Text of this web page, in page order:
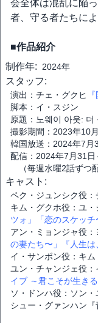
会全体は混乱に陥
者、守る者たちに
■作品紹介
制作年:
2024年
スタッフ:
演出：チェ・グクヒ
脚本：イ・スジン
原題：노웨이 아웃: 더
撮影期間：2023年10
韓国放送：2024年7月
配信：2024年7月31
（毎週水曜2話ずつ配
キャスト:
ペク・ジュンシク役：
キム・グクホ役：ユ・
ツォ」
「恋のスケッ
アン・ミョンジャ役
の妻たち〜」
『人生
イ・サンボン役：キム
ユン・チャンジェ役：
イブ ～君こそが生きる
ソ・ドンハ役：ソン・
シュー・グァンハン『